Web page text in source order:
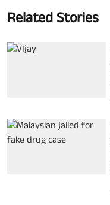
Related Stories